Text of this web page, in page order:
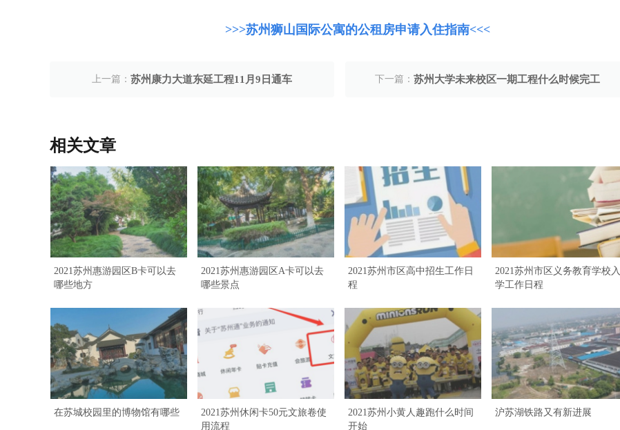
>>>苏州狮山国际公寓的公租房申请入住指南<<<
上一篇： 苏州康力大道东延工程11月9日通车 下一篇：苏州大学未来校区一期工程什么时候完工
相关文章
2021苏州惠游园区B卡可以去
哪些地方
2021苏州惠游园区A卡可以去
哪些景点
2021苏州市区高中招生工作日
程
2021苏州市区义务教育学校入
学工作日程
在苏城校园里的博物馆有哪些
2021苏州休闲卡50元文旅卷使
用流程
2021苏州小黄人趣跑什么时间
开始
沪苏湖铁路又有新进展